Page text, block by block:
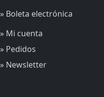
» Boleta electrónica
» Mi cuenta
» Pedidos
» Newsletter